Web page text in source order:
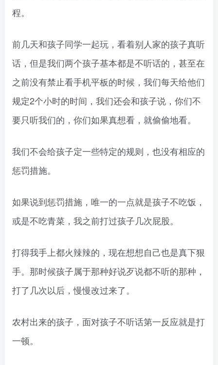
程。
前几天和孩子同学一起玩，看着别人家的孩子真听
话，但是我们两个孩子基本都是不听话的，甚至在
之前没有禁止看手机平板的时候，我们每天给他们
规定2个小时的时间，我们还会和孩子说，你们不
要只听我们的，你们如果真想看，就偷偷地看。
我们不会给孩子定一些特定的规则，也没有相应的
惩罚措施。
如果说到惩罚措施，唯一的一点就是孩子不吃饭，
或是不吃青菜，我之前打过孩子几次屁股。
打得我手上都火辣辣的，现在想想自己也是真下狠
手。那时候孩子属于那种好说歹说都不听的那种，
打了几次以后，慢慢改过来了。
农村出来的孩子，面对孩子不听话第一反应就是打
一顿。